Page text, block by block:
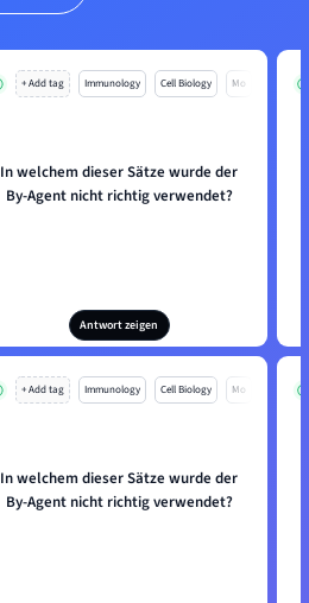
+ Add tag Immunology Cell Biology Mo
In welchem dieser Sätze wurde der
By-Agent nicht richtig verwendet?
Antwort zeigen
+ Add tag Immunology Cell Biology Mo
In welchem dieser Sätze wurde der
By-Agent nicht richtig verwendet?